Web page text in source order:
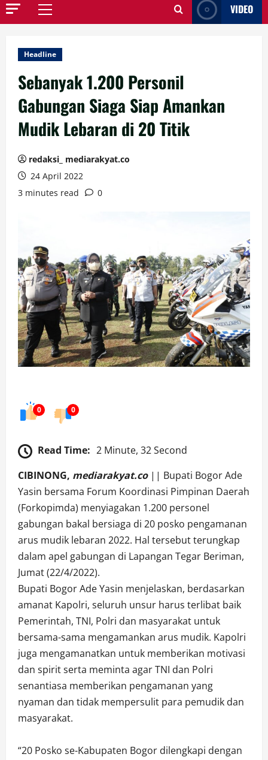
Primary
VIDEO
Headline
Sebanyak 1.200 Personil
Gabungan Siaga Siap Amankan
Mudik Lebaran di 20 Titik
redaksi_ mediarakyat.co
24 April 2022
3 minutes read
0
0 0
Read Time: 2 Minute, 32 Second
CIBINONG, mediarakyat.co|| Bupati Bogor Ade
Yasin bersama Forum Koordinasi Pimpinan Daerah
(Forkopimda) menyiagakan 1.200 personel
gabungan bakal bersiaga di 20 posko pengamanan
arus mudik lebaran 2022. Hal tersebut terungkap
dalam apel gabungan di Lapangan Tegar Beriman,
Jumat (22/4/2022).
Bupati Bogor Ade Yasin menjelaskan, berdasarkan
amanat Kapolri, seluruh unsur harus terlibat baik
Pemerintah, TNI, Polri dan masyarakat untuk
bersama-sama mengamankan arus mudik. Kapolri
juga mengamanatkan untuk memberikan motivasi
dan spirit serta meminta agar TNI dan Polri
senantiasa memberikan pengamanan yang
nyaman dan tidak mempersulit para pemudik dan
masyarakat.
“20 Posko se-Kabupaten Bogor dilengkapi dengan